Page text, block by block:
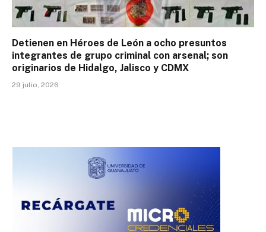
Detienen en Héroes de León a ocho presuntos
integrantes de grupo criminal con arsenal; son
originarios de Hidalgo, Jalisco y CDMX
29 julio, 2026